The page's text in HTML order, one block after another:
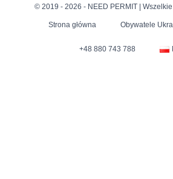
© 2019 - 2026 - NEED PERMIT |
Strona główna Obywatele
+48 880 743 788